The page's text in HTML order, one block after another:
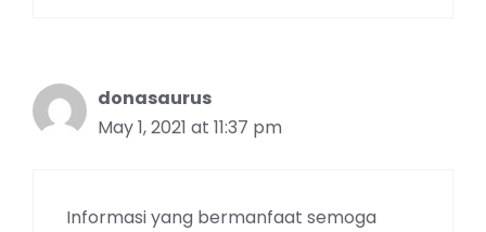
donasaurus
May 1, 2021 at 11:37 pm
Informasi yang bermanfaat semoga